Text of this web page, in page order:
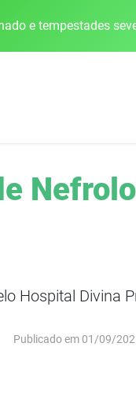
Hospital Divina
Publicado em 01/09/